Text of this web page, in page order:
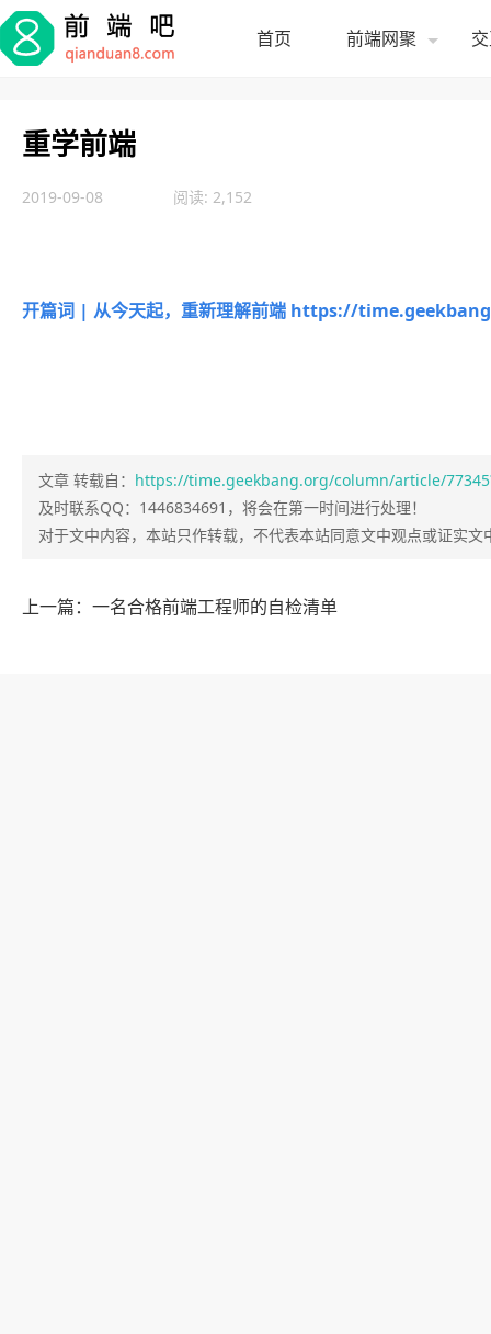
首页 前端网聚
重学前端
2019-09-08 阅读: 2,152
开篇词 | 从今天起，重新理解前端 https://
文章 转载自： https://time.geekbang.org/column/article/
及时联系QQ：1446834691，将会在第一时间进行处理！
对于文中内容，本站只作转载，不代表本站同意文中观点或证实文
上一篇：一名合格前端工程师的自检清单